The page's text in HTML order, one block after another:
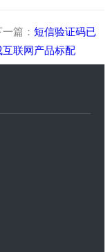
篇： 短信验证码已
互联网产品标配